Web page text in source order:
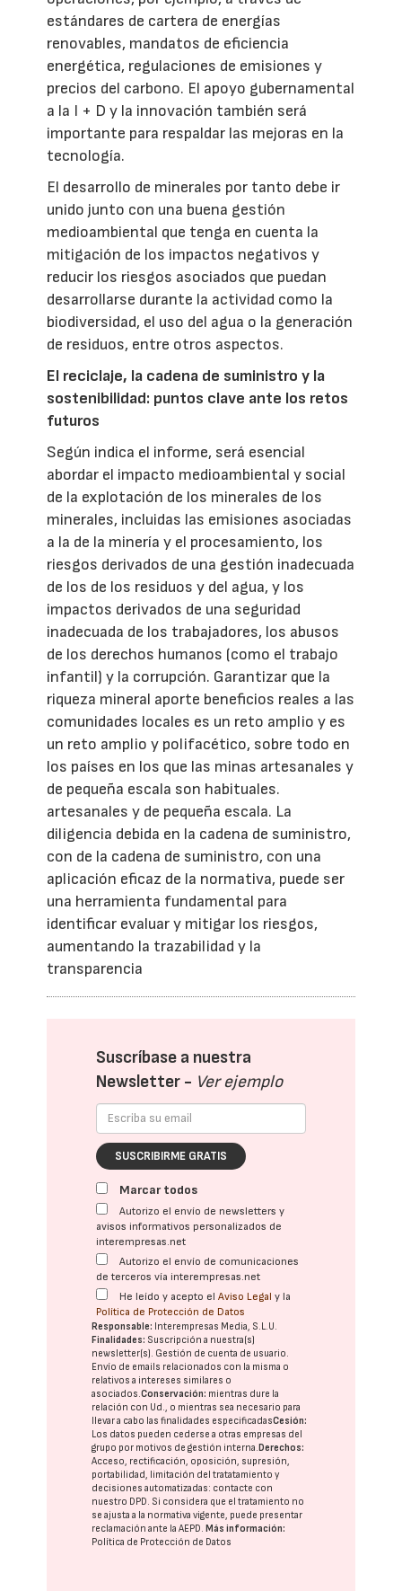
estándares de cartera de energías
renovables, mandatos de eficiencia
energética, regulaciones de emisiones y
precios del carbono. El apoyo gubernamental
a la I + D y la innovación también será
importante para respaldar las mejoras en la
tecnología.
El desarrollo de minerales por tanto debe ir
unido junto con una buena gestión
medioambiental que tenga en cuenta la
mitigación de los impactos negativos y
reducir los riesgos asociados que puedan
desarrollarse durante la actividad como la
biodiversidad, el uso del agua o la generación
de residuos, entre otros aspectos.
El reciclaje, la cadena de suministro y la
sostenibilidad: puntos clave ante los retos
futuros
Según indica el informe, será esencial
abordar el impacto medioambiental y social
de la explotación de los minerales de los
minerales, incluidas las emisiones asociadas
a la de la minería y el procesamiento, los
riesgos derivados de una gestión inadecuada
de los de los residuos y del agua, y los
impactos derivados de una seguridad
inadecuada de los trabajadores, los abusos
de los derechos humanos (como el trabajo
infantil) y la corrupción. Garantizar que la
riqueza mineral aporte beneficios reales a las
comunidades locales es un reto amplio y es
un reto amplio y polifacético, sobre todo en
los países en los que las minas artesanales y
de pequeña escala son habituales.
artesanales y de pequeña escala. La
diligencia debida en la cadena de suministro,
con de la cadena de suministro, con una
aplicación eficaz de la normativa, puede ser
una herramienta fundamental para
identificar evaluar y mitigar los riesgos,
aumentando la trazabilidad y la
transparencia
Suscríbase a nuestra
Newsletter - Ver ejemplo
SUSCRIBIRME GRATIS
Marcar todos
Autorizo el envío de newsletters y
avisos informativos personalizados de
interempresas.net
Autorizo el envío de comunicaciones
de terceros vía interempresas.net
He leído y acepto elAviso Legal y la
Política de Protección de Datos
Responsable: Interempresas Media, S.L.U.
Finalidades: Suscripción a nuestra(s)
newsletter(s). Gestión de cuenta de usuario.
Envío de emails relacionados con la misma o
relativos a intereses similares o
asociados.Conservación: mientras dure la
relación con Ud., o mientras sea necesario para
llevar a cabo las finalidades especificadasCesión:
Los datos pueden cederse a otras empresas del
grupo por motivos de gestión interna.Derechos:
Acceso, rectificación, oposición, supresión,
portabilidad, limitación del tratatamiento y
decisiones automatizadas: contacte con
nuestro DPD . Si considera que el tratamiento no
se ajusta a la normativa vigente, puede presentar
reclamación ante laAEPD .Más información:
Política de Protección de Datos